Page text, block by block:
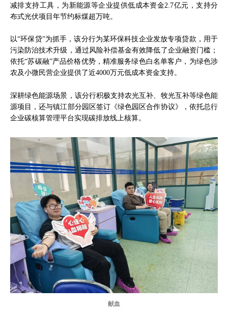
减排支持工具，为新能源等企业提供低成本资金2.7亿元，支持分
布式光伏项目年节约标煤超万吨。
以“环保贷”为抓手，该分行为某环保科技企业发放专项贷款，用于
污染防治技术升级，通过风险补偿基金有效降低了企业融资门槛；
依托“苏碳融”产品价格优势，精准服务绿色白名单客户，为绿色涉
农及小微民营企业提供了近4000万元低成本资金支持。
深耕绿色能源场景，该分行积极支持农光互补、牧光互补等绿色能
源项目，还与镇江部分园区签订《绿色园区合作协议》，依托总行
企业碳核算管理平台实现碳排放线上核算。
献血